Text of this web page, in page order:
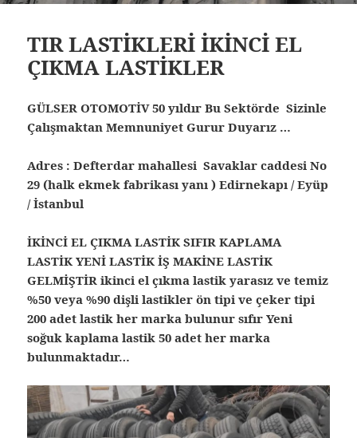
TIR LASTİKLERİ İKİNCİ EL
ÇIKMA LASTİKLER
GÜLSER OTOMOTİV 50 yıldır Bu Sektörde Sizinle
Çalışmaktan Memnuniyet Gurur Duyarız …
Adres : Defterdar mahallesi Savaklar caddesi No
29 (halk ekmek fabrikası yanı ) Edirnekapı / Eyüp
/ İstanbul
İKİNCİ EL ÇIKMA LASTİK SIFIR KAPLAMA
LASTİK YENİ LASTİK İŞ MAKİNE LASTİK
GELMİŞTİR ikinci el çıkma lastik yarasız ve temiz
%50 veya %90 dişli lastikler ön tipi ve çeker tipi
200 adet lastik her marka bulunur sıfır Yeni
soğuk kaplama lastik 50 adet her marka
bulunmaktadır…